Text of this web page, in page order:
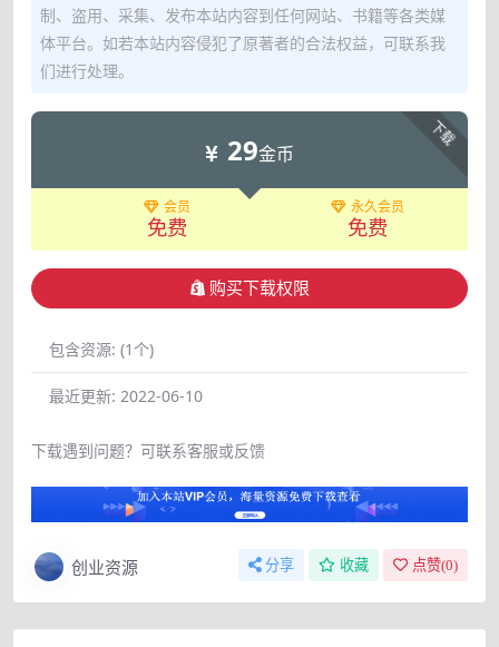
制、盗用、采集、发布本站内容到任何网站、书籍等各类媒
体平台。如若本站内容侵犯了原著者的合法权益，可联系我
们进行处理。
下载
29金币
会员
免费
永久会员
免费
购买下载权限
包含资源: (1个)
最近更新: 2022-06-10
下载遇到问题？可联系客服或反馈
创业资源 分享 收藏 点赞(0)